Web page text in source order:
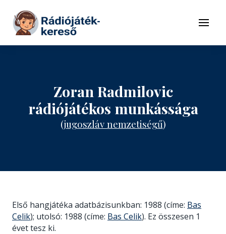
Tovább a tartalomhoz
Menü
Zoran Radmilovic
rádiójátékos munkássága
(jugoszláv nemzetiségű)
Első hangjátéka adatbázisunkban: 1988 (címe: Bas
Celik); utolsó: 1988 (címe: Bas Celik). Ez összesen 1
évet tesz ki.